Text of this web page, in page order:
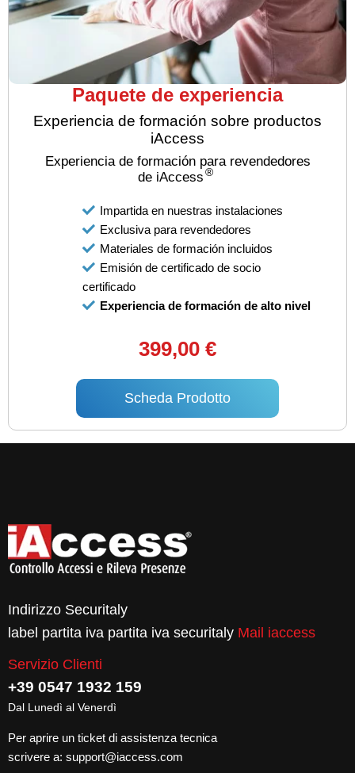
Paquete de experiencia
Experiencia de formación sobre productos
iAccess
Experiencia de formación para revendedores
de iAccess®
Impartida en nuestras instalaciones
Exclusiva para revendedores
Materiales de formación incluidos
Emisión de certificado de socio
certificado
Experiencia de formación de alto nivel
399,00 €
Scheda Prodotto
Indirizzo Securitaly
label partita iva partita iva securitaly Mail iaccess
Servizio Clienti
+39 0547 1932 159
Dal Lunedì al Venerdì
Per aprire un ticket di assistenza tecnica
scrivere a: support@iaccess.com